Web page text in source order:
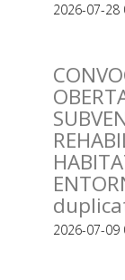
2026-07-28
2026-07-09